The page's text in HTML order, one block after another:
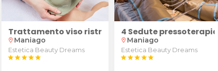
Trattamento viso ristrutturante con maschera
location_on Maniago
Estetica Beauty Dreams
starstarstarstarstar
4 Sedute
location_on Maniago
Estetica Beauty Dreams
starstarstarstarstar